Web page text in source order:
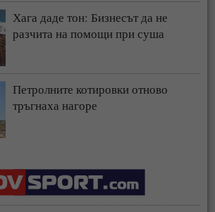
Хага даде тон: Бизнесът да не
разчита на помощи при суша
Петролните котировки отново
тръгнаха нагоре